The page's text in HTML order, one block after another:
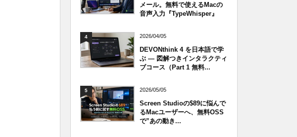
メール。無料で使えるMacの
音声入力『TypeWhisper』
4 2026/04/05
DEVONthink 4 を日本語で学
ぶ — 図解つきインタラクティ
ブコース（Part 1 無料...
5 2026/05/05
Screen Studioの$89に悩んで
るMacユーザーへ、無料OSS
で”あの動き...